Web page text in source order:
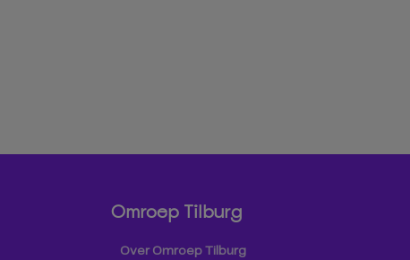
Omroep Tilburg
Over Omroep Tilburg